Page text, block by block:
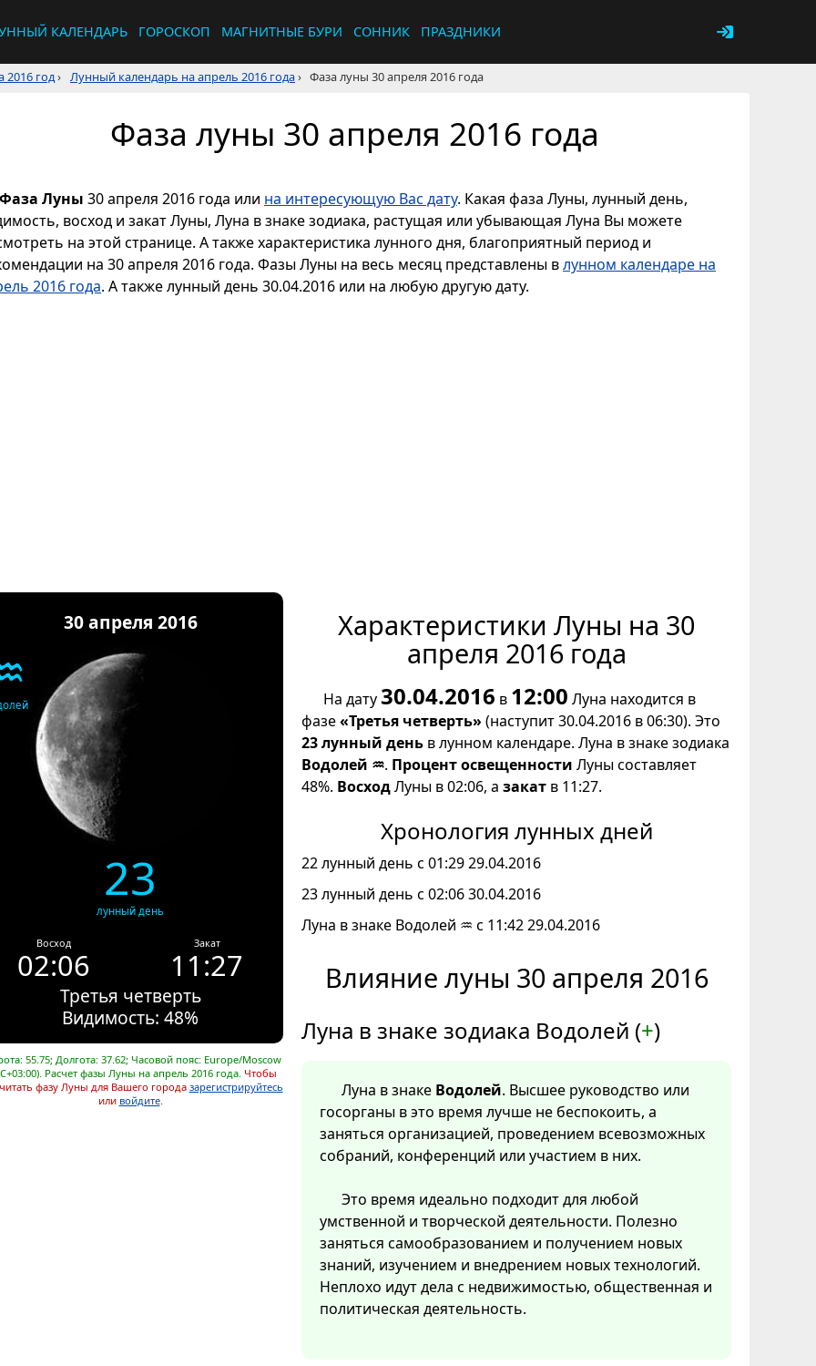
КАЛЕНДАРЬ ГОРОСКОП МАГНИТНЫЕ БУРИ СОННИК ПРАЗДНИКИ
2016 год› Лунный календарь на апрель 2016 года› Фаза луны 30 апреля 2016 года
Фаза луны 30 апреля 2016 года
Фаза Луны 30 апреля 2016 года или на интересующую Вас дату. Какая фаза Луны, лунный день,
восход и закат Луны, Луна в знаке зодиака, растущая или убывающая Луна Вы можете
на этой странице. А также характеристика лунного дня, благоприятный период и
на 30 апреля 2016 года. Фазы Луны на весь месяц представлены влунном календаре на
2016 года. А также лунный день 30.04.2016 или на любую другую дату.
30 апреля 2016
23
лунный день
Восход
02:06
Закат
11:27
Третья четверть
Видимость: 48%
55.75; Долгота: 37.62; Часовой пояс: Europe/Moscow
Расчет фазы Луны на апрель 2016 года. Чтобы
фазу Луны для Вашего города зарегистрируйтесь
или войдите.
Характеристики Луны на 30
апреля 2016 года
На дату30.04.2016 в 12:00 Луна находится в
фазе«Третья четверть»(наступит 30.04.2016 в 06:30). Это
23 лунный день в лунном календаре. Луна в знаке зодиака
Водолей ♒. Процент освещенности Луны составляет
48%. ВосходЛуны в 02:06, а закат в 11:27.
Хронология лунных дней
22 лунный день с 01:29 29.04.2016
23 лунный день с 02:06 30.04.2016
Луна в знаке Водолей ♒ с 11:42 29.04.2016
Влияние луны 30 апреля 2016
Луна в знаке зодиака Водолей (+)
Луна в знаке Водолей. Высшее руководство или
госорганы в это время лучше не беспокоить, а
заняться организацией, проведением всевозможных
собраний, конференций или участием в них.
Это время идеально подходит для любой
умственной и творческой деятельности. Полезно
заняться самообразованием и получением новых
знаний, изучением и внедрением новых технологий.
Неплохо идут дела с недвижимостью, общественная и
политическая деятельность.